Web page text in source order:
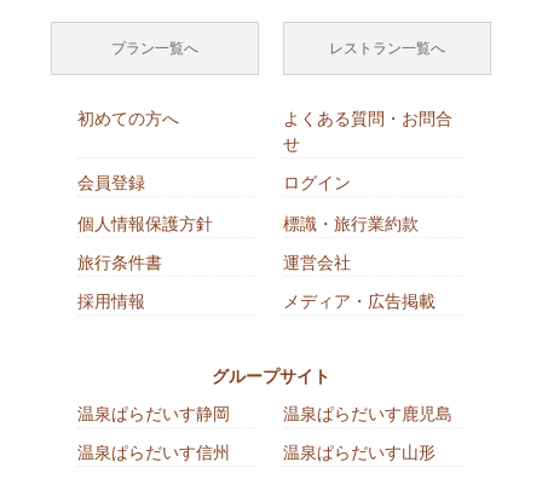
プラン一覧へ レストラン一覧へ
初めての方へ
よくある質問・お問合
せ
会員登録
ログイン
個人情報保護方針
標識・旅行業約款
旅行条件書
運営会社
採用情報
メディア・広告掲載
グループサイト
温泉ぱらだいす静岡
温泉ぱらだいす鹿児島
温泉ぱらだいす信州
温泉ぱらだいす山形